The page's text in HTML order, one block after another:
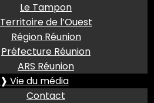
Le Tampon
Territoire de l’Ouest
Région Réunion
Préfecture Réunion
ARS Réunion
❱ Vie du média
Contact